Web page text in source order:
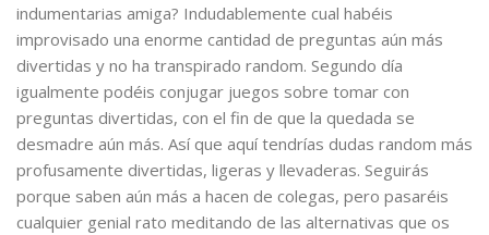
indumentarias amiga? Indudablemente cual habéis
improvisado una enorme cantidad de preguntas aún más
divertidas y no ha transpirado random. Segundo día
igualmente podéis conjugar juegos sobre tomar con
preguntas divertidas, con el fin de que la quedada se
desmadre aún más. Así que aquí tendrí­as dudas random más
profusamente divertidas, ligeras y llevaderas. Seguirás
porque saben aún más a hacen de colegas, pero pasaréis
cualquier genial rato meditando de las alternativas que os